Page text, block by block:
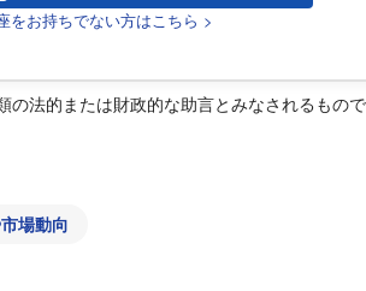
をお持ちでない方はこちら >
法的または財政的な助言とみなされるもので
場動向